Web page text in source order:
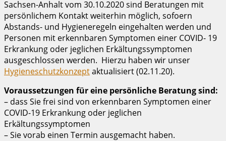
Sachsen-Anhalt vom 30.10.2020 sind Beratungen mit
persönlichem Kontakt weiterhin möglich, sofoern
Abstands- und Hygieneregeln eingehalten werden und
Personen mit erkennbaren Symptomen einer COVID- 19
Erkrankung oder jeglichen Erkältungssymptomen
ausgeschlossen werden. Hierzu haben wir unser
Hygieneschutzkonzeptaktualisiert (02.11.20).
Voraussetzungen für eine persönliche Beratung sind:
– dass Sie frei sind von erkennbaren Symptomen einer
COVID-19 Erkrankung oder jeglichen
Erkältungssymptomen
– Sie vorab einen Termin ausgemacht haben.